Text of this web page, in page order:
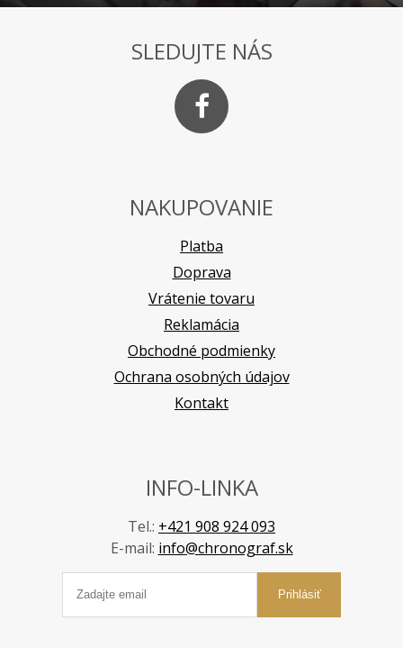
SLEDUJTE NÁS
NAKUPOVANIE
Platba
Doprava
Vrátenie tovaru
Reklamácia
Obchodné podmienky
Ochrana osobných údajov
Kontakt
INFO-LINKA
Tel.: +421 908 924 093
E-mail: info@chronograf.sk
Prihlásiť